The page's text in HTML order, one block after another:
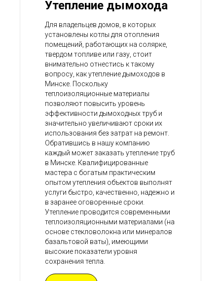
Утепление дымохода
Для владельцев домов, в которых
установлены котлы для отопления
помещений, работающих на солярке,
твердом топливе или газу, стоит
внимательно отнестись к такому
вопросу, как утепление дымоходов в
Минске. Поскольку
теплоизоляционные материалы
позволяют повысить уровень
эффективности дымоходных труб и
значительно увеличивают сроки их
использования без затрат на ремонт.
Обратившись в нашу компанию
каждый может заказать утепление труб
в Минске. Квалифицированные
мастера с богатым практическим
опытом утепления объектов выполнят
услуги быстро, качественно, надежно и
в заранее оговоренные сроки.
Утепление проводится современными
теплоизоляционными материалами (на
основе стекловолокна или минералов
базальтовой ваты), имеющими
высокие показатели уровня
сохранения тепла.